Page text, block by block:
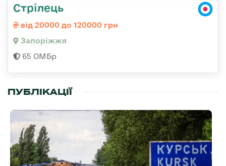
Стрілець
від 20000 до 120000 грн
Запоріжжя
65 ОМБр
ПУБЛІКАЦІЇ